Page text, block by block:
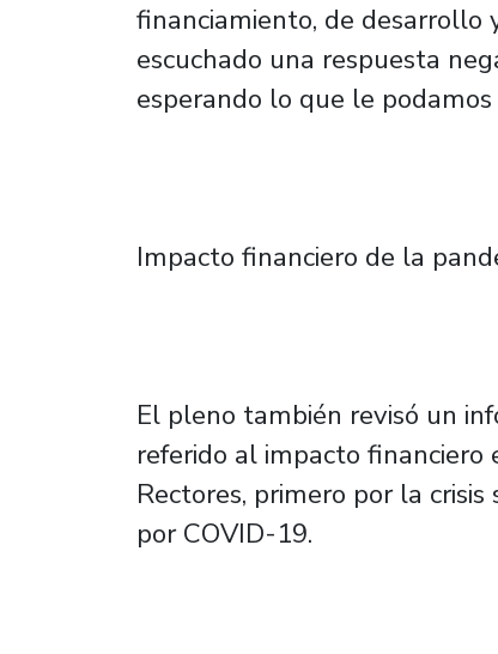
financiamiento, de desarrollo
escuchado una respuesta
esperando lo que le
Impacto financiero de la
El pleno también revisó un
referido al impacto financiero
Rectores, primero por la
por COVID-19.